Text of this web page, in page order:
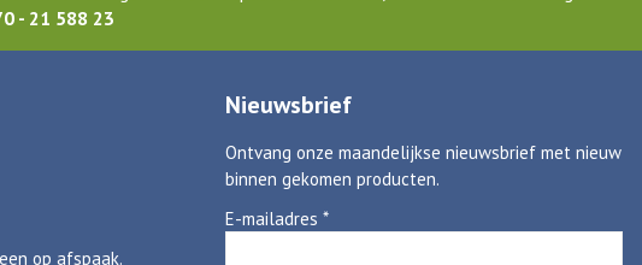
- 21 588 23
op afspaak.
Nieuwsbrief
Ontvang onze maandelijkse nieuwsbrief met nieuw
binnen gekomen producten.
E-mailadres *